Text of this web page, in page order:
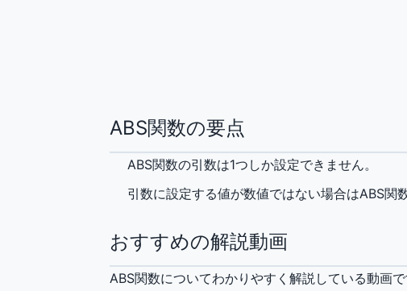
ABS関数の要点
ABS関数の引数は1つしか設定できません。
引数に設定する値が数値ではない場合はABS関
おすすめの解説動画
ABS関数についてわかりやすく解説している動画